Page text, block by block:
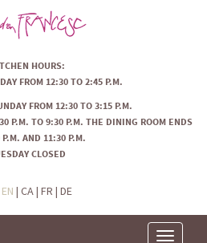
HOURS:
FROM 12:30 TO 2:45 P.M.
FROM 12:30 TO 3:15 P.M.
P.M. TO 9:30 P.M. THE DINING ROOM ENDS
AND 11:30 P.M.
CLOSED
EN | CA| FR | DE
Toggle